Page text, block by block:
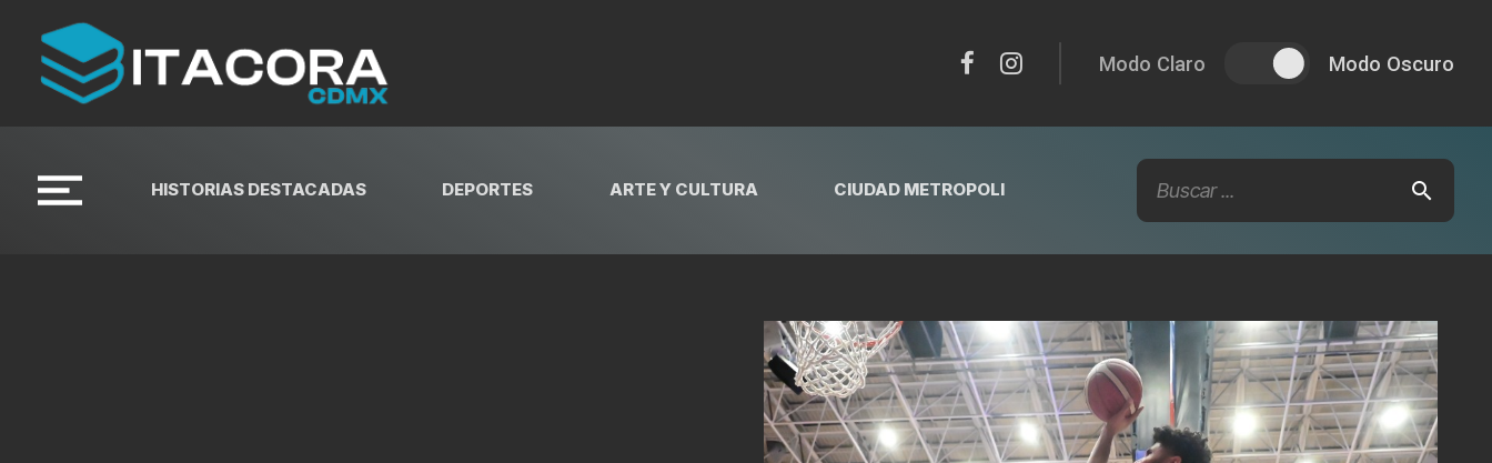
Modo Claro Modo Oscuro
HISTORIAS DESTACADAS DEPORTES ARTE Y CULTURA CIUDAD METROPOLI